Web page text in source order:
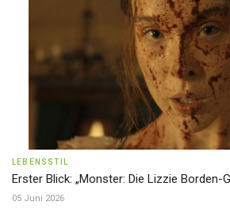
LEBENSSTIL
Erster Blick: „Monster: Die Lizzie Borden-
05 Juni 2026